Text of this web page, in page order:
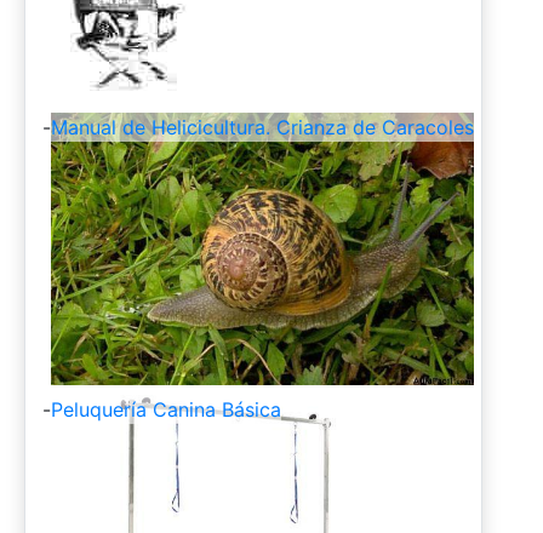
-Manual de Helicicultura. Crianza de Caracoles
-Peluquería Canina Básica